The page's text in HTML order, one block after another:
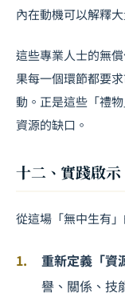
內在動機可以解釋
這些專業人士的無
果每一個環節都要
動。正是這些「禮
資源的缺口。
十二、實踐啟
從這場「無中生有
重新定義「資
譽、關係、